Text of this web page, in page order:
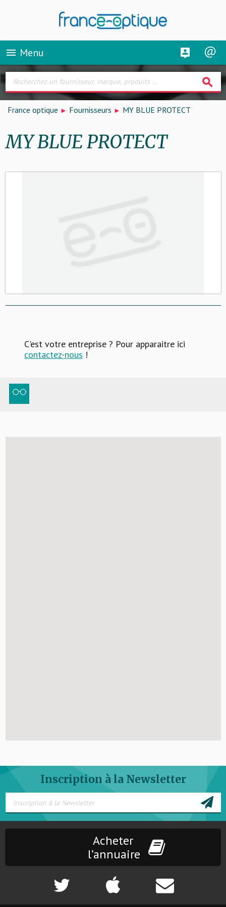
menu Menu
search
France optique Fournisseurs MY BLUE PROTECT
MY BLUE PROTECT
C'est votre entreprise ? Pour apparaitre ici
contactez-nous !
Inscription à la Newsletter
Acheter
l’annuaire